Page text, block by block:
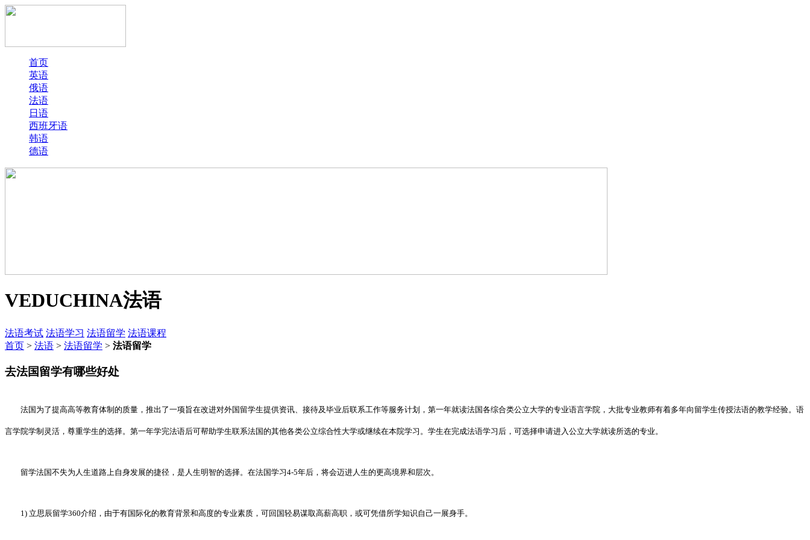
首页
英语
俄语
法语
日语
西班牙语
韩语
德语
VEDUCHINA法语
法语考试 法语学习 法语留学 法语课程
首页 > 法语 > 法语留学 > 法语留学
去法国留学有哪些好处
法国为了提高高等教育体制的质量，推出了一项旨在改进对外国留学生提供资讯、接待及毕业后联系工作等服务计划，第一年就读法国各综合类公立大学的专业语言学院，大批专业教师有着多年向留学生传授法语的教学经验。语
言学院学制灵活，尊重学生的选择。第一年学完法语后可帮助学生联系法国的其他各类公立综合性大学或继续在本院学习。学生在完成法语学习后，可选择申请进入公立大学就读所选的专业。
留学法国不失为人生道路上自身发展的捷径，是人生明智的选择。在法国学习4-5年后，将会迈进人生的更高境界和层次。
1) 立思辰留学360介绍，由于有国际化的教育背景和高度的专业素质，可回国轻易谋取高薪高职，或可凭借所学知识自己一展身手。